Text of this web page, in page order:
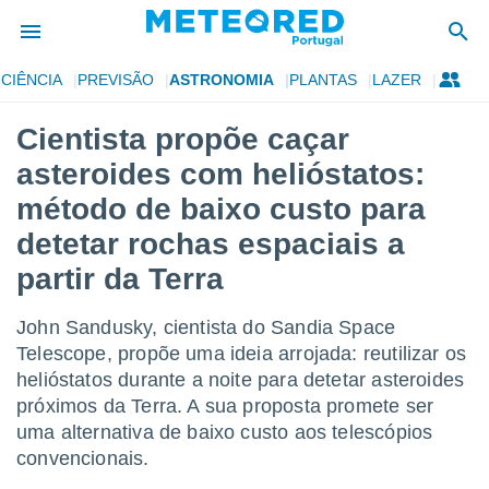
foi
para
as
fornecidas
a este
e
forma
digital
CIÊNCIA PREVISÃO ASTRONOMIA PLANTAS LAZER
Cientista propõe caçar
asteroides com helióstatos:
método de baixo custo para
detetar rochas espaciais a
partir da Terra
John Sandusky, cientista do Sandia Space
Telescope, propõe uma ideia arrojada: reutilizar os
helióstatos durante a noite para detetar asteroides
próximos da Terra. A sua proposta promete ser
uma alternativa de baixo custo aos telescópios
convencionais.